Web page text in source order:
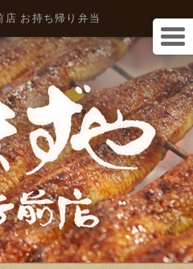
店 お持ち帰り弁当